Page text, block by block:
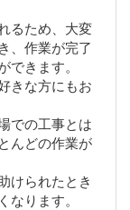
るため、大変
、作業が完了
きます。
きな方にもお
での工事とは
んどの作業が
けられたとき
ります。